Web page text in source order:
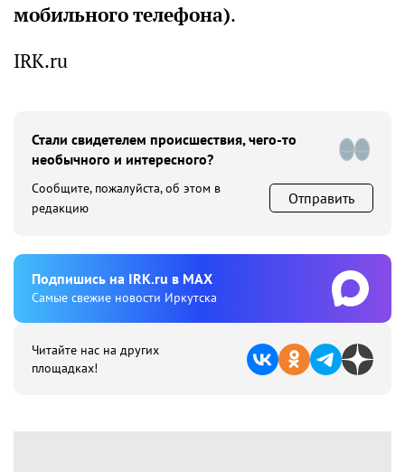
мобильного телефона).
IRK.ru
Стали свидетелем происшествия, чего-то
необычного и интересного?
Сообщите, пожалуйста, об этом в
редакцию
Отправить
Подпишиcь на IRK.ru в MAX
Cамые свежие новости Иркутска
Читайте нас на других
площадках!